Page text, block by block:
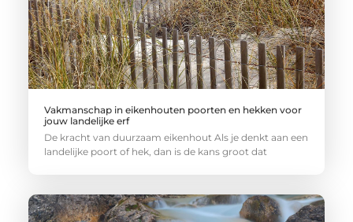
Vakmanschap in eikenhouten poorten en hekken voor
jouw landelijke erf
De kracht van duurzaam eikenhout Als je denkt aan een
landelijke poort of hek, dan is de kans groot dat